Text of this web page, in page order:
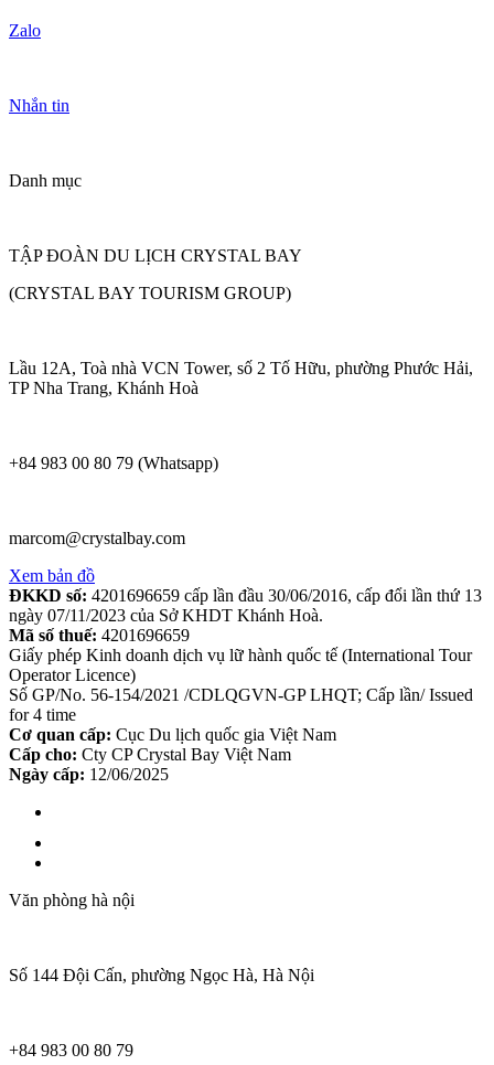
Zalo
Nhắn tin
Danh mục
TẬP ĐOÀN DU LỊCH CRYSTAL BAY
(CRYSTAL BAY TOURISM GROUP)
Lầu 12A, Toà nhà VCN Tower, số 2 Tố Hữu, phường Phước Hải,
TP Nha Trang, Khánh Hoà
+84 983 00 80 79 (Whatsapp)
marcom@crystalbay.com
Xem bản đồ
ĐKKD số: 4201696659 cấp lần đầu 30/06/2016, cấp đổi lần thứ 13
ngày 07/11/2023 của Sở KHDT Khánh Hoà.
Mã số thuế: 4201696659
Giấy phép Kinh doanh dịch vụ lữ hành quốc tế (International Tour
Operator Licence)
Số GP/No. 56-154/2021 /CDLQGVN-GP LHQT; Cấp lần/ Issued
for 4 time
Cơ quan cấp: Cục Du lịch quốc gia Việt Nam
Cấp cho: Cty CP Crystal Bay Việt Nam
Ngày cấp: 12/06/2025
Văn phòng hà nội
Số 144 Đội Cấn, phường Ngọc Hà, Hà Nội
+84 983 00 80 79